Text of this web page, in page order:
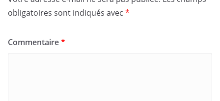
obligatoires sont indiqués avec *
Commentaire*